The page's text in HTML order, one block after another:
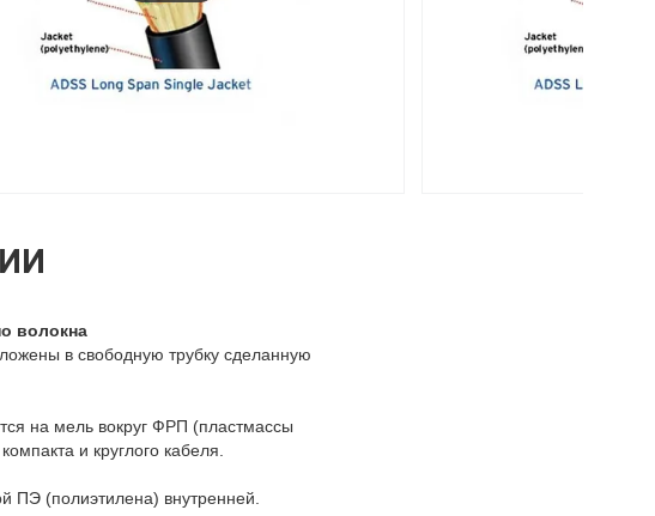
волокна
в свободную трубку сделанную
на мель вокруг ФРП (пластмассы
и круглого кабеля.
ПЭ (полиэтилена) внутренней.